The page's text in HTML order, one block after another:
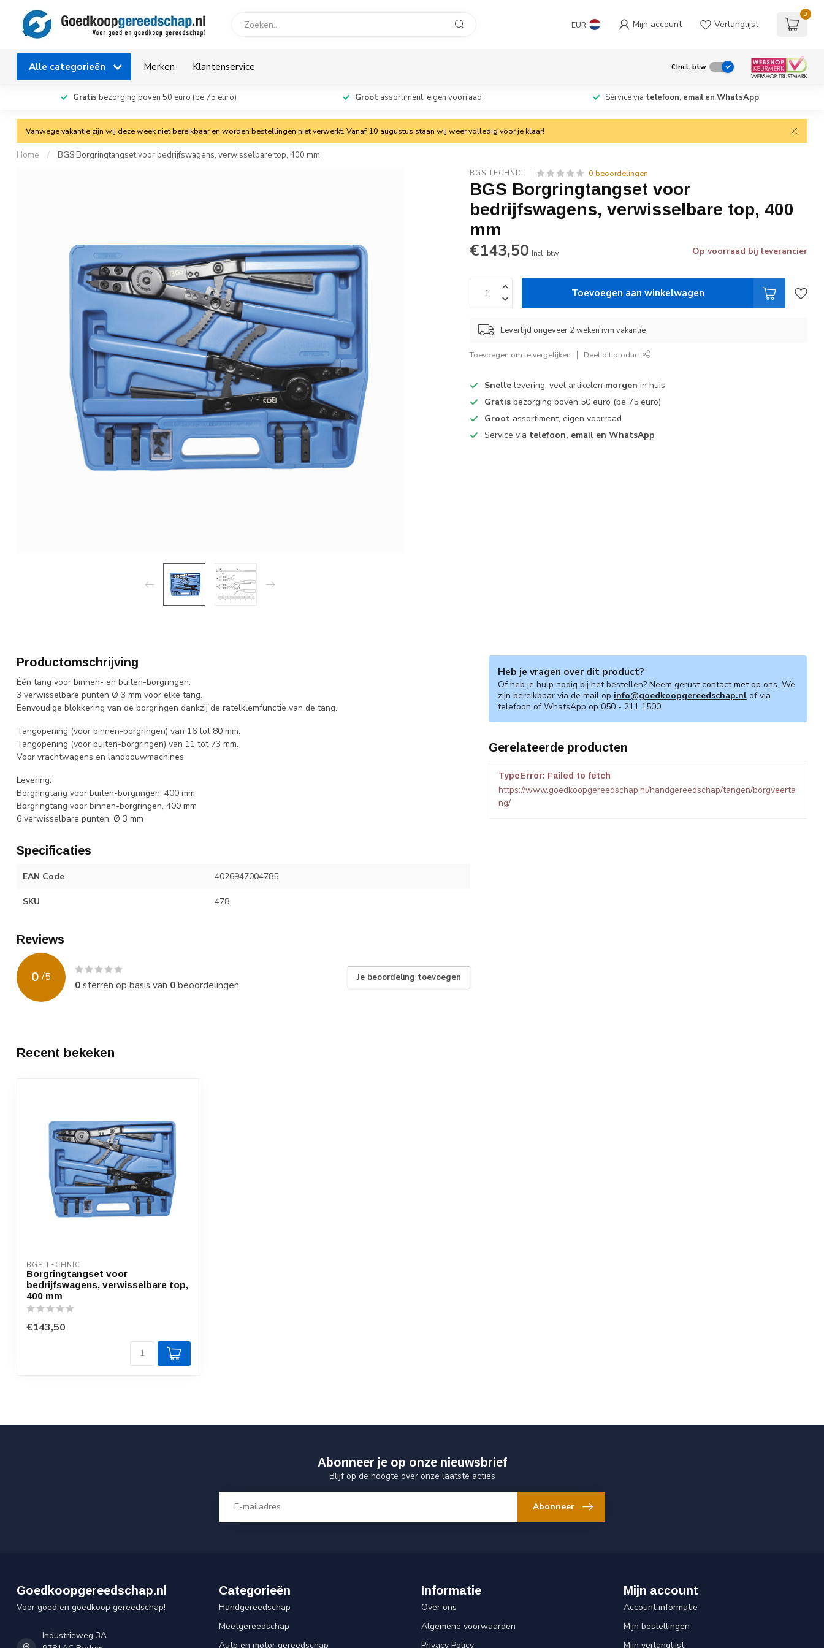
EUR Mijn account Verlanglijst
0
Alle categorieën Merken Klantenservice €Incl. btw
Gratis bezorging boven 50 euro (be 75 euro) Grootassortiment, eigen voorraad Service via telefoon, email en WhatsApp
Vanwege vakantie zijn wij deze week niet bereikbaar en worden bestellingen niet verwerkt. Vanaf 10 augustus staan wij weer volledig voor je klaar!
Home / BGS Borgringtangset voor bedrijfswagens, verwisselbare top, 400 mm
BGS TECHNIC 0 beoordelingen
BGS Borgringtangset voor
bedrijfswagens, verwisselbare top, 400
mm
€143,50 Incl. btw Op voorraad bij leverancier
Toevoegen aan winkelwagen
Levertijd ongeveer 2 weken ivm vakantie
Toevoegen om te vergelijken Deel dit product
Snelle levering, veel artikelen morgen in huis
Gratis bezorging boven 50 euro (be 75 euro)
Groot assortiment, eigen voorraad
Service via telefoon, email en WhatsApp
Productomschrijving
Één tang voor binnen- en buiten-borgringen.
3 verwisselbare punten Ø 3 mm voor elke tang.
Eenvoudige blokkering van de borgringen dankzij de ratelklemfunctie van de tang.
Tangopening (voor binnen-borgringen) van 16 tot 80 mm.
Tangopening (voor buiten-borgringen) van 11 tot 73 mm.
Voor vrachtwagens en landbouwmachines.
Levering:
Borgringtang voor buiten-borgringen, 400 mm
Borgringtang voor binnen-borgringen, 400 mm
6 verwisselbare punten, Ø 3 mm
Specificaties
EAN Code 4026947004785
SKU 478
Reviews
0 /5
0sterren op basis van 0beoordelingen
Je beoordeling toevoegen
Heb je vragen over dit product?
Of heb je hulp nodig bij het bestellen? Neem gerust contact met op ons. We
zijn bereikbaar via de mail op info@goedkoopgereedschap.nl of via
telefoon of WhatsApp op 050 - 211 1500.
Gerelateerde producten
TypeError: Failed to fetch
https://www.goedkoopgereedschap.nl/handgereedschap/tangen/borgveerta
ng/
Recent bekeken
BGS TECHNIC
Borgringtangset voor
bedrijfswagens, verwisselbare top,
400 mm
€143,50
Abonneer je op onze nieuwsbrief
Blijf op de hoogte over onze laatste acties
Abonneer
Goedkoopgereedschap.nl
Voor goed en goedkoop gereedschap!
Industrieweg 3A
Categorieën
Handgereedschap
Meetgereedschap
Auto en motor gereedschap
Informatie
Over ons
Algemene voorwaarden
Privacy Policy
Mijn account
Account informatie
Mijn bestellingen
Mijn verlanglijst